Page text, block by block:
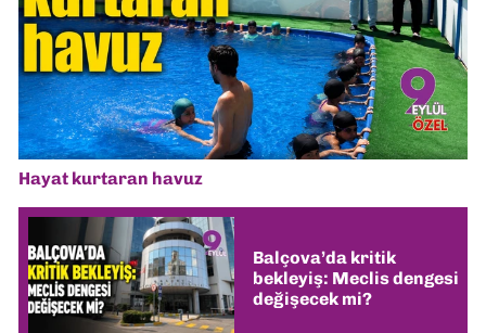
Hayat kurtaran havuz
Balçova’da kritik
bekleyiş: Meclis dengesi
değişecek mi?